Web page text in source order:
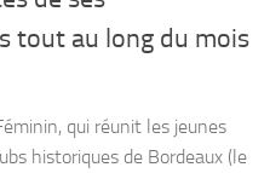
tout au long du mois
qui réunit les jeunes
historiques de Bordeaux (le